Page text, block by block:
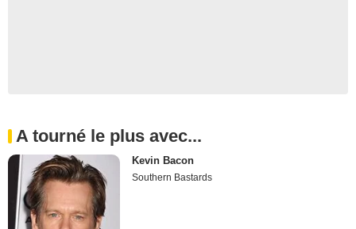
A tourné le plus avec...
Kevin Bacon
Southern Bastards